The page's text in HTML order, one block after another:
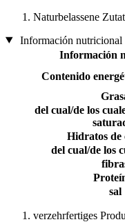
Naturbelassene
Información nutricional
Información
Contenido
del cual/de los
Hidratos de
del cual/de los
sal
verzehrfertiges